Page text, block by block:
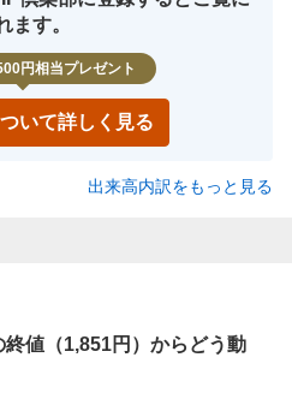
ます。
円相当プレゼント
いて詳しく見る
出来高内訳をもっと見る
値（1,851円）からどう動